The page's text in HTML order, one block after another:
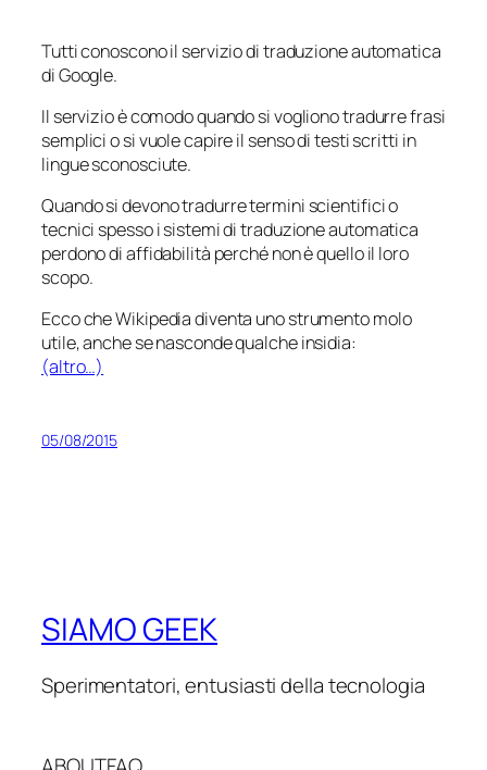
Tutti conoscono il servizio di traduzione automatica
di Google.
Il servizio è comodo quando si vogliono tradurre frasi
semplici o si vuole capire il senso di testi scritti in
lingue sconosciute.
Quando si devono tradurre termini scientifici o
tecnici spesso i sistemi di traduzione automatica
perdono di affidabilità perché non è quello il loro
scopo.
Ecco che Wikipedia diventa uno strumento molo
utile, anche se nasconde qualche insidia:
(altro…)
05/08/2015
SIAMO GEEK
Sperimentatori, entusiasti della tecnologia